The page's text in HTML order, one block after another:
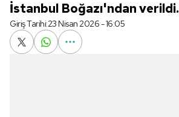
İstanbul Boğazı'ndan verildi.
Giriş Tarihi:23 Nisan 2026 - 16:05